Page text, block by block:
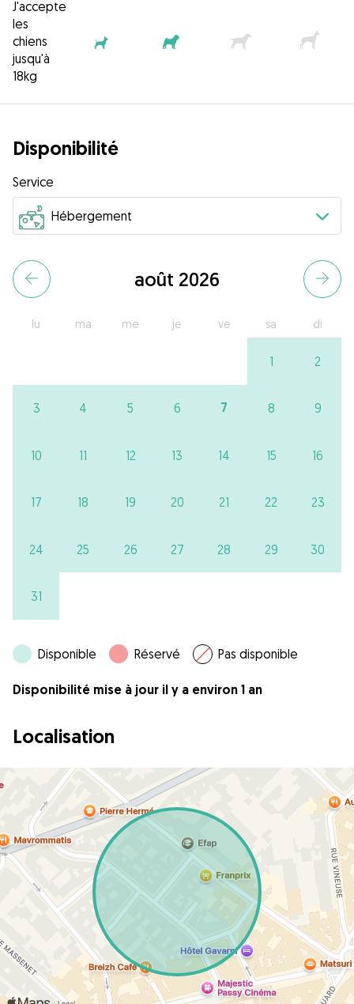
J'accepte
les
chiens
jusqu'à
18kg
Disponibilité
Service
août 2026
lu ma me je ve sa di
1 2
3 4 5 6 7 8 9
10 11 12 13 14 15 16
17 18 19 20 21 22 23
24 25 26 27 28 29 30
31
Disponible Réservé Pas disponible
Disponibilité mise à jour il y a environ 1 an
Localisation